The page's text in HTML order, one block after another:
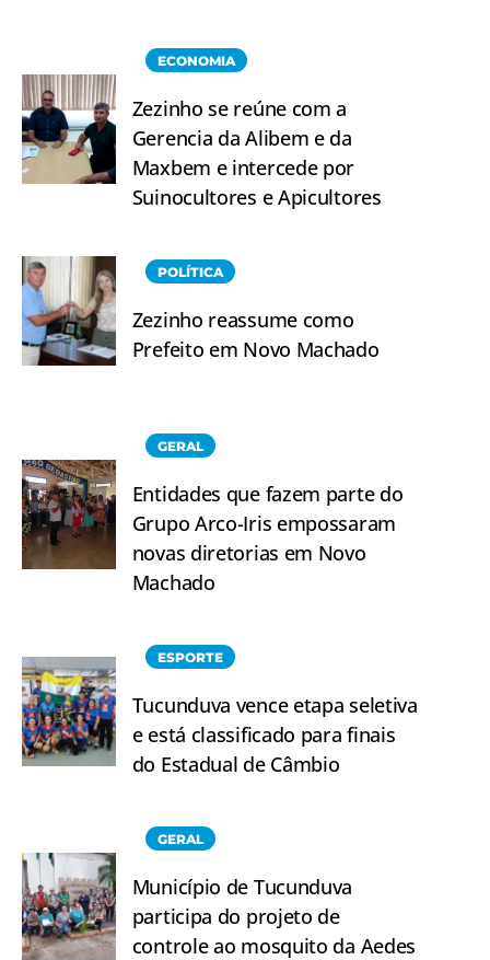
ECONOMIA
Zezinho se reúne com a
Gerencia da Alibem e da
Maxbem e intercede por
Suinocultores e Apicultores
POLÍTICA
Zezinho reassume como
Prefeito em Novo Machado
GERAL
Entidades que fazem parte do
Grupo Arco-Iris empossaram
novas diretorias em Novo
Machado
ESPORTE
Tucunduva vence etapa seletiva
e está classificado para finais
do Estadual de Câmbio
GERAL
Município de Tucunduva
participa do projeto de
controle ao mosquito da Aedes